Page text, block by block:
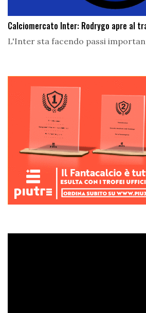
Calciomercato Inter: Rodrygo apre al
L'Inter sta facendo passi